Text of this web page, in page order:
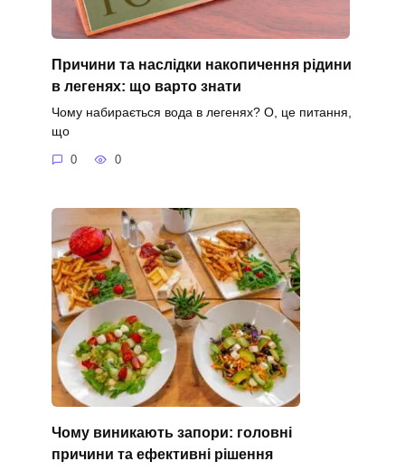
Причини та наслідки накопичення рідини
в легенях: що варто знати
Чому набирається вода в легенях? О, це питання,
що
0 0
Чому виникають запори: головні
причини та ефективні рішення